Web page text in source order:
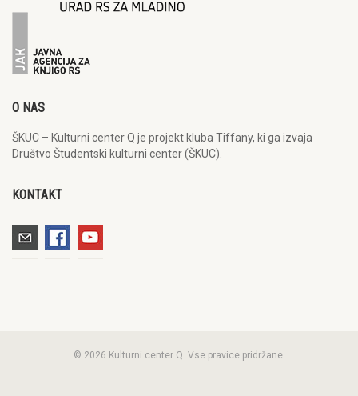
O NAS
ŠKUC – Kulturni center Q je projekt kluba Tiffany, ki ga izvaja
Društvo Študentski kulturni center (ŠKUC).
KONTAKT
© 2026 Kulturni center Q. Vse pravice pridržane.